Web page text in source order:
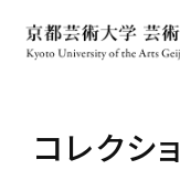
コレクシ